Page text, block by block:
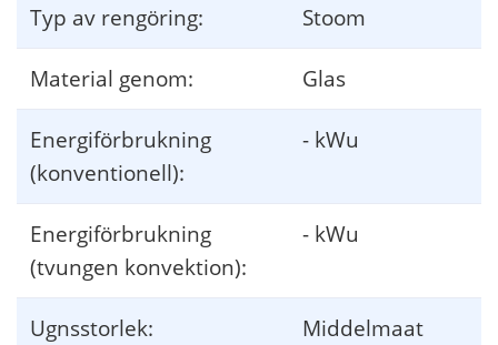
Typ av rengöring: Stoom
Material genom: Glas
Energiförbrukning
(konventionell):
- kWu
Energiförbrukning
(tvungen konvektion):
- kWu
Ugnsstorlek: Middelmaat